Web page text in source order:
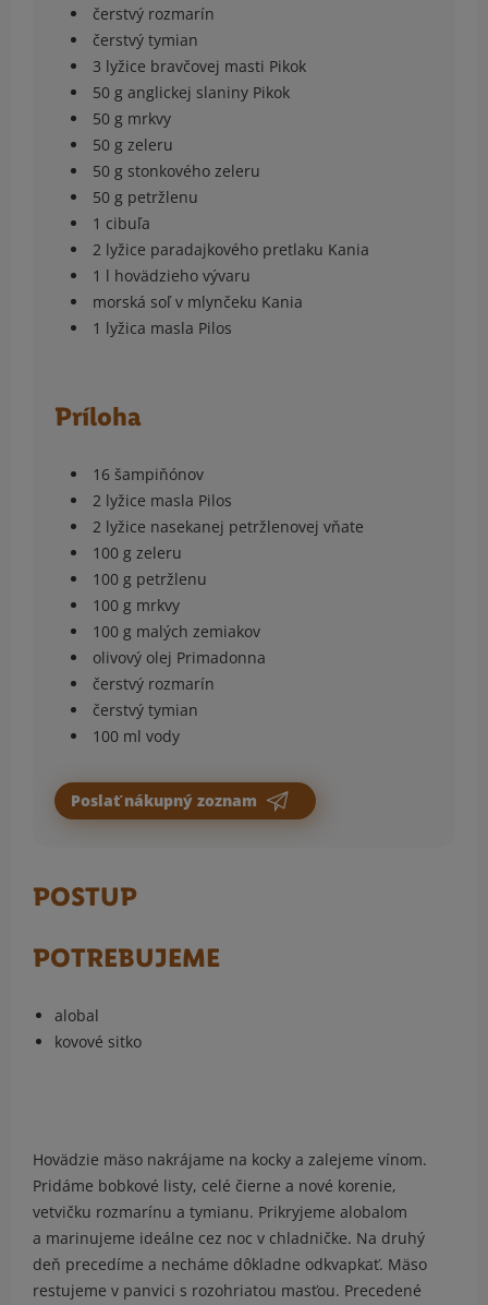
čerstvý rozmarín
čerstvý tymian
3 lyžice bravčovej masti Pikok
50 g anglickej slaniny Pikok
50 g mrkvy
50 g zeleru
50 g stonkového zeleru
50 g petržlenu
1 cibuľa
2 lyžice paradajkového pretlaku Kania
1 l hovädzieho vývaru
morská soľ v mlynčeku Kania
1 lyžica masla Pilos
Príloha
16 šampiňónov
2 lyžice masla Pilos
2 lyžice nasekanej petržlenovej vňate
100 g zeleru
100 g petržlenu
100 g mrkvy
100 g malých zemiakov
olivový olej Primadonna
čerstvý rozmarín
čerstvý tymian
100 ml vody
Poslať nákupný zoznam
POSTUP
POTREBUJEME
alobal
kovové sitko
Hovädzie mäso nakrájame na kocky a zalejeme vínom.
Pridáme bobkové listy, celé čierne a nové korenie,
vetvičku rozmarínu a tymianu. Prikryjeme alobalom
a marinujeme ideálne cez noc v chladničke. Na druhý
deň precedíme a necháme dôkladne odkvapkať. Mäso
restujeme v panvici s rozohriatou masťou. Precedené